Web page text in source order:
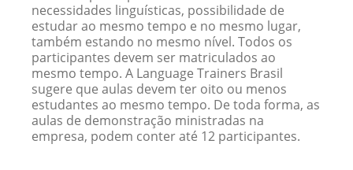
necessidades linguísticas, possibilidade de
estudar ao mesmo tempo e no mesmo lugar,
também estando no mesmo nível. Todos os
participantes devem ser matriculados ao
mesmo tempo. A Language Trainers Brasil
sugere que aulas devem ter oito ou menos
estudantes ao mesmo tempo. De toda forma, as
aulas de demonstração ministradas na
empresa, podem conter até 12 participantes.